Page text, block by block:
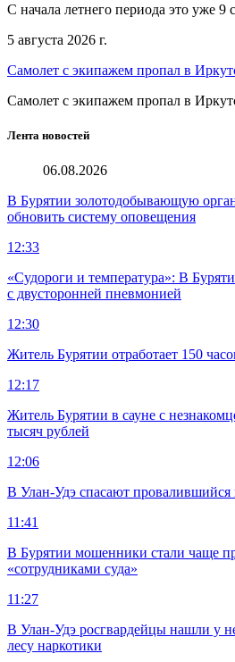
С начала летнего периода это уже 9
5 августа 2026 г.
Самолет с экипажем пропал в
Самолет с экипажем пропал в
Лента новостей
06.08.2026
В Бурятии золотодобывающую
обновить систему оповещения
12:33
«Судороги и температура»: В
с двусторонней пневмонией
12:30
Житель Бурятии отработает 150
12:17
Житель Бурятии в сауне с
тысяч рублей
12:06
В Улан-Удэ спасают провалившийся
11:41
В Бурятии мошенники стали чаще
«сотрудниками суда»
11:27
В Улан-Удэ росгвардейцы нашли у
лесу наркотики